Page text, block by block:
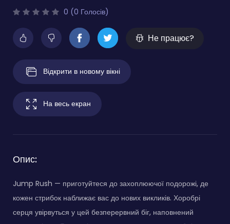
0 (0 Голосів)
Не працює?
Відкрити в новому вікні
На весь екран
Опис:
Jump Rush — приготуйтеся до захоплюючої подорожі, де
кожен стрибок наближає вас до нових викликів. Хоробрі
серця увірвуться у цей безперервний біг, наповнений